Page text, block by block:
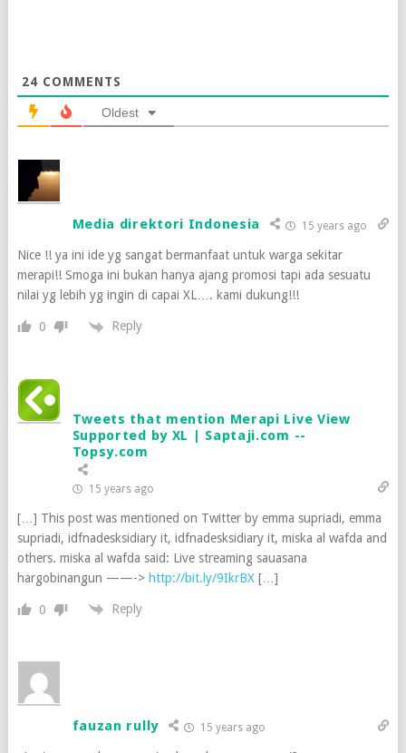
24 COMMENTS
Oldest
Media direktori Indonesia 15 years ago
Nice !! ya ini ide yg sangat bermanfaat untuk warga sekitar
merapi!! Smoga ini bukan hanya ajang promosi tapi ada sesuatu
nilai yg lebih yg ingin di capai XL…. kami dukung!!!
0 Reply
Tweets that mention Merapi Live View
Supported by XL | Saptaji.com --
Topsy.com
15 years ago
[…] This post was mentioned on Twitter by emma supriadi, emma
supriadi, idfnadesksidiary it, idfnadesksidiary it, miska al wafda and
others. miska al wafda said: Live streaming sauasana
hargobinangun ——-> http://bit.ly/9IkrBX[…]
0 Reply
fauzan rully 15 years ago